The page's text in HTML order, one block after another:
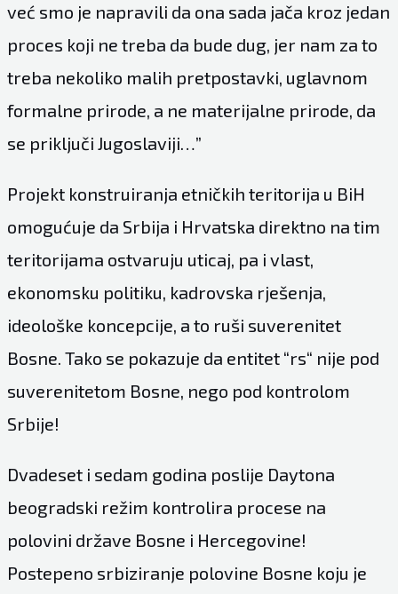
već smo je napravili da ona sada jača kroz jedan
proces koji ne treba da bude dug, jer nam za to
treba nekoliko malih pretpostavki, uglavnom
formalne prirode, a ne materijalne prirode, da
se priključi Jugoslaviji…”
Projekt konstruiranja etničkih teritorija u BiH
omogućuje da Srbija i Hrvatska direktno na tim
teritorijama ostvaruju uticaj, pa i vlast,
ekonomsku politiku, kadrovska rješenja,
ideološke koncepcije, a to ruši suverenitet
Bosne. Tako se pokazuje da entitet “rs“ nije pod
suverenitetom Bosne, nego pod kontrolom
Srbije!
Dvadeset i sedam godina poslije Daytona
beogradski režim kontrolira procese na
polovini države Bosne i Hercegovine!
Postepeno srbiziranje polovine Bosne koju je